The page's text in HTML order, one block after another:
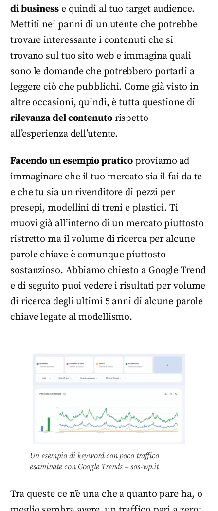
di businesse quindi al tuo target audience.
Mettiti nei panni di un utente che potrebbe
trovare interessante i contenuti che si
trovano sul tuo sito web e immagina quali
sono le domande che potrebbero portarli a
leggere ciò che pubblichi. Come già visto in
altre occasioni, quindi, è tutta questione di
rilevanza del contenutorispetto
all’esperienza dell’utente.
Facendo un esempio pratico proviamo ad
immaginare che il tuo mercato sia il fai da te
e che tu sia un rivenditore di pezzi per
presepi, modellini di treni e plastici. Ti
muovi già all’interno di un mercato piuttosto
ristretto ma il volume di ricerca per alcune
parole chiave è comunque piuttosto
sostanzioso. Abbiamo chiesto a Google Trend
e di seguito puoi vedere i risultati per volume
di ricerca degli ultimi 5 anni di alcune parole
chiave legate al modellismo.
Un esempio di keyword con poco traffico
esaminate con Google Trends – sos-wp.it
Tra queste ce n’è una che a quanto pare ha, o